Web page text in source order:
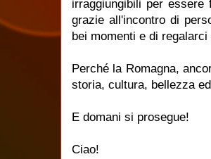
irraggiungibili per
grazie all'incontro di
bei momenti e di
Perché la Romagna,
storia, cultura, bellezza
E domani si prosegue!
Ciao!